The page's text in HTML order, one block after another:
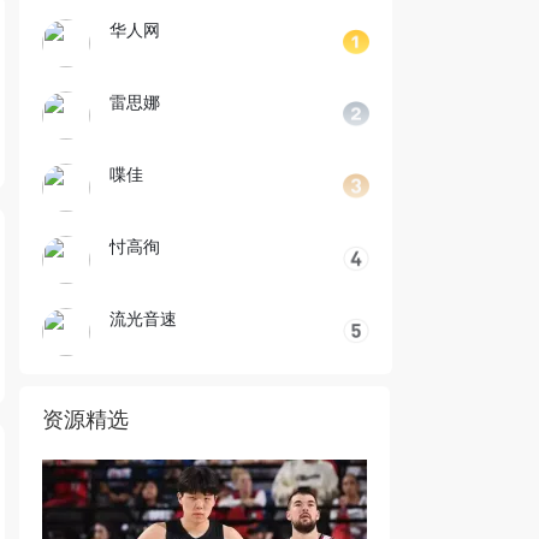
华人网
雷思娜
喋佳
忖高徇
流光音速
资源精选